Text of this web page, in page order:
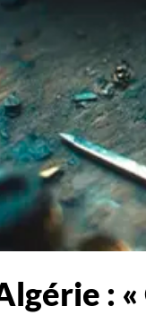
: «